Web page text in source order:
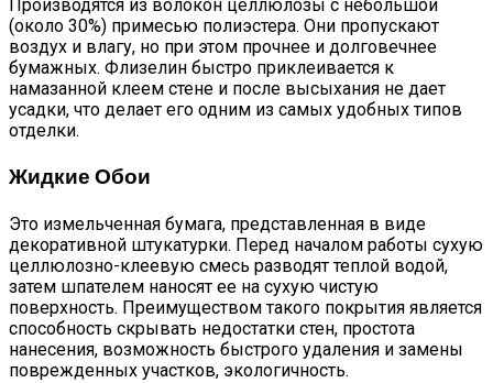
Производятся из волокон целлюлозы с небольшой
(около 30%) примесью полиэстера. Они пропускают
воздух и влагу, но при этом прочнее и долговечнее
бумажных. Флизелин быстро приклеивается к
намазанной клеем стене и после высыхания не дает
усадки, что делает его одним из самых удобных типов
отделки.
Жидкие Обои
Это измельченная бумага, представленная в виде
декоративной штукатурки. Перед началом работы сухую
целлюлозно-клеевую смесь разводят теплой водой,
затем шпателем наносят ее на сухую чистую
поверхность. Преимуществом такого покрытия является
способность скрывать недостатки стен, простота
нанесения, возможность быстрого удаления и замены
поврежденных участков, экологичность.